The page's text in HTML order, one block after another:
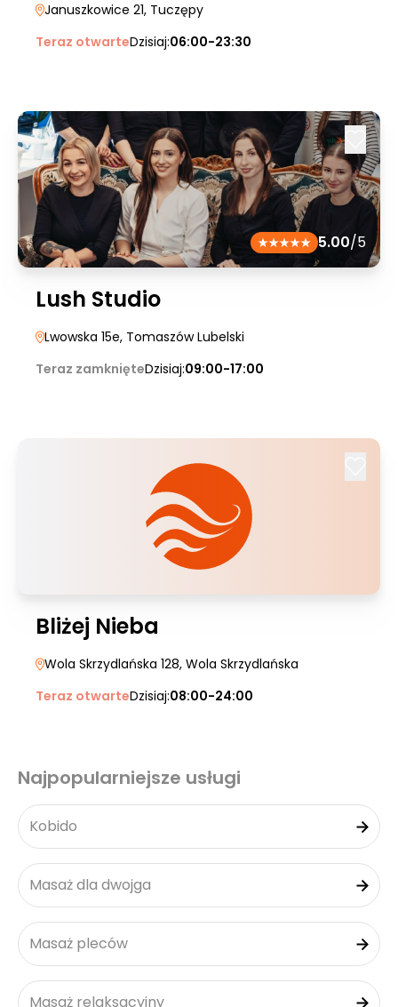
Januszkowice 21, Tuczępy
Teraz otwarteDzisiaj:06:00-23:30
5.00/5
Lush Studio
Lwowska 15e, Tomaszów Lubelski
Teraz zamknięteDzisiaj:09:00-17:00
Bliżej Nieba
Wola Skrzydlańska 128, Wola Skrzydlańska
Teraz otwarteDzisiaj:08:00-24:00
Najpopularniejsze usługi
Kobido
Masaż dla dwojga
Masaż pleców
Masaż relaksacyjny